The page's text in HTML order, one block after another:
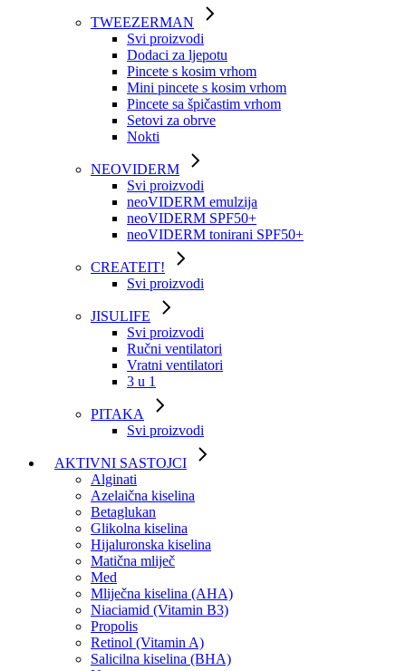
TWEEZERMAN
Svi proizvodi
Dodaci za ljepotu
Pincete s kosim vrhom
Mini pincete s kosim vrhom
Pincete sa špičastim vrhom
Setovi za obrve
Nokti
NEOVIDERM
Svi proizvodi
neoVIDERM emulzija
neoVIDERM SPF50+
neoVIDERM tonirani SPF50+
CREATEIT!
Svi proizvodi
JISULIFE
Svi proizvodi
Ručni ventilatori
Vratni ventilatori
3 u 1
PITAKA
Svi proizvodi
AKTIVNI SASTOJCI
Alginati
Azelaična kiselina
Betaglukan
Glikolna kiselina
Hijaluronska kiselina
Matična mliječ
Med
Mliječna kiselina (AHA)
Niaciamid (Vitamin B3)
Propolis
Retinol (Vitamin A)
Salicilna kiselina (BHA)